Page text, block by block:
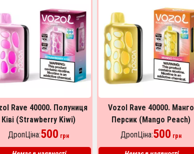
Rave 40000. Полуниця
Ківі (Strawberry Kiwi)
ДропЦіна:500 грн
Vozol Rave 40000. Манго
Персик (Mango Peach)
ДропЦіна:500 грн